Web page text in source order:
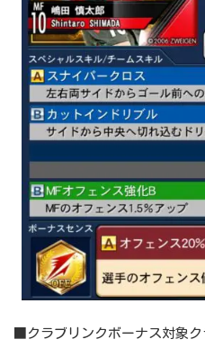
■クラブリンクボーナス対象ク